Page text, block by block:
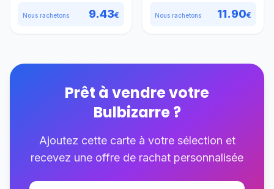
Nous rachetons 9.43€ Nous rachetons 11.90€
Prêt à vendre votre
Bulbizarre?
Ajoutez cette carte à votre sélection et
recevez une offre de rachat personnalisée